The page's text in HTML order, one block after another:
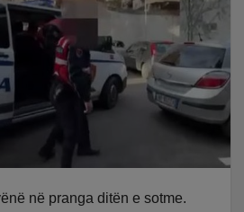
në pranga ditën e sotme.